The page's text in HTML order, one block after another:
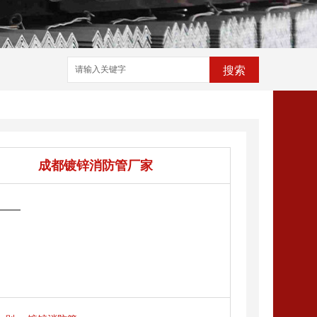
搜索
成都镀锌消防管厂家
——